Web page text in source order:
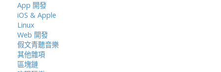
App 開發
iOS & Apple
Linux
Web 開發
假文青聽音樂
其他雜項
區塊鏈